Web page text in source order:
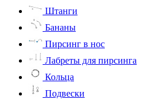
Штанги
Бананы
Пирсинг в нос
Лабреты для пирсинга
Кольца
Подвески